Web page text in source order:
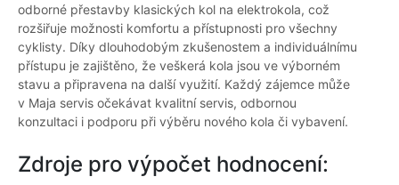
odborné přestavby klasických kol na elektrokola, což
rozšiřuje možnosti komfortu a přístupnosti pro všechny
cyklisty. Díky dlouhodobým zkušenostem a individuálnímu
přístupu je zajištěno, že veškerá kola jsou ve výborném
stavu a připravena na další využití. Každý zájemce může
v Maja servis očekávat kvalitní servis, odbornou
konzultaci i podporu při výběru nového kola či vybavení.
Zdroje pro výpočet hodnocení: